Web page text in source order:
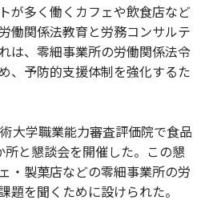
が多く働くカフェや飲食店など
働関係法教育と労務コンサルテ
は、零細事業所の労働関係法令
、予防的支援体制を強化するた
大学職業能力審査評価院で食品
と懇談会を開催した。この懇
・製菓店などの零細事業所の労
題を聞くために設けられた。